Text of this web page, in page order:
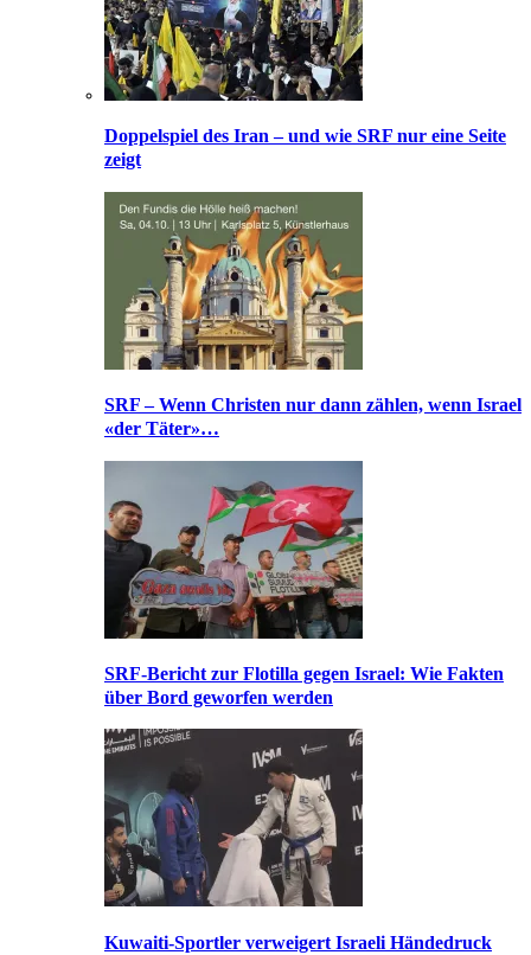
Doppelspiel des Iran – und wie SRF nur eine Seite
zeigt
SRF – Wenn Christen nur dann zählen, wenn Israel
«der Täter»…
SRF-Bericht zur Flotilla gegen Israel: Wie Fakten
über Bord geworfen werden
Kuwaiti-Sportler verweigert Israeli Händedruck